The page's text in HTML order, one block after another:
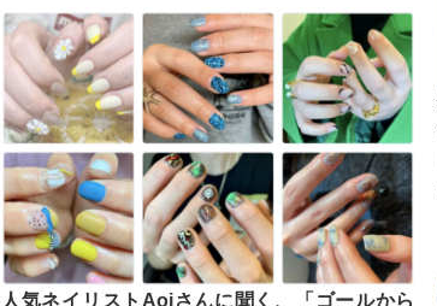
人気ネイリストAoiさんに聞く、「ゴールから